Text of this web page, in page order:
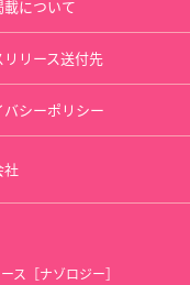
について
リリース送付先
バシーポリシー
社
ス［ナゾロジー］